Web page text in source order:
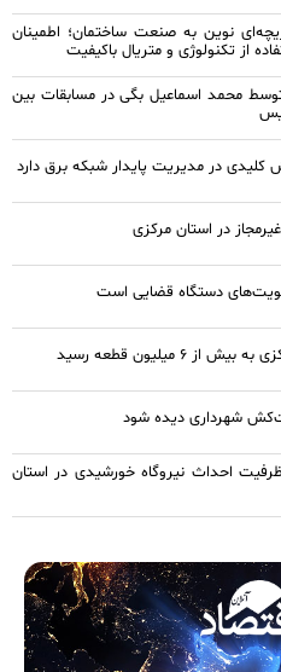
نوین به صنعت ساختمان؛ اطمینان
از تکنولوژی و متریال باکیفیت
محمد اسماعیل بگی در مسابقات بین
در مدیریت پایدار شبکه برق دارد
دستگاه قضایی است
میلیون قطعه رسید
شهرداری دیده شود
مگاوات ظرفیت احداث نیروگاه خورشیدی در استان